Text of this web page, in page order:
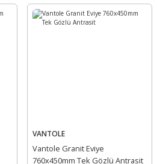
VANTOLE
Vantole Granit Eviye
760x450mm Tek Gözlü Antrasit